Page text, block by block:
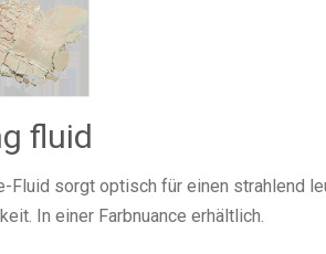
fluid
Fluid sorgt optisch für einen strahlend
In einer Farbnuance erhältlich.